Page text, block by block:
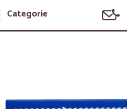
Categorie